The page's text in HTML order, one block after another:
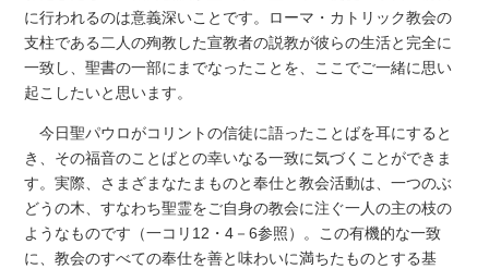
に行われるのは意義深いことです。ローマ・カトリック教会の
支柱である二人の殉教した宣教者の説教が彼らの生活と完全に
一致し、聖書の一部にまでなったことを、ここでご一緒に思い
起こしたいと思います。
今日聖パウロがコリントの信徒に語ったことばを耳にすると
き、その福音のことばとの幸いなる一致に気づくことができま
す。実際、さまざまなたまものと奉仕と教会活動は、一つのぶ
どうの木、すなわち聖霊をご自身の教会に注ぐ一人の主の枝の
ようなものです（一コリ12・4－6参照）。この有機的な一致
に、教会のすべての奉仕を善と味わいに満ちたものとする基